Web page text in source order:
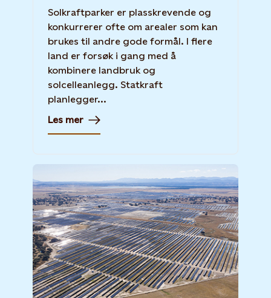
Solkraftparker er plasskrevende og
konkurrerer ofte om arealer som kan
brukes til andre gode formål. I flere
land er forsøk i gang med å
kombinere landbruk og
solcelleanlegg. Statkraft
planlegger...
Les mer